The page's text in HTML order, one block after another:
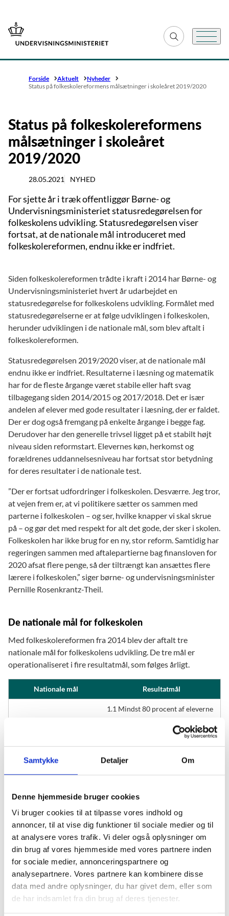
Samtykke Detaljer Om
Denne hjemmeside bruger cookies
Vi bruger cookies til at tilpasse vores indhold og
annoncer, til at vise dig funktioner til sociale medier og til
at analysere vores trafik. Vi deler også oplysninger om
din brug af vores hjemmeside med vores partnere inden
for sociale medier, annonceringspartnere og
analysepartnere. Vores partnere kan kombinere disse
data med andre oplysninger, du har givet dem, eller som
de har indsamlet fra din brug af deres tjenester.
Gå til forsiden Fold søgefelt ud
Menu
Forside Aktuelt
Nyheder
Status på folkeskolereformens målsætninger i skoleåret 2019/2020
Status på folkeskolereformens
målsætninger i skoleåret
2019/2020
28.05.2021 NYHED
For sjette år i træk offentliggør Børne- og
Undervisningsministeriet statusredegørelsen for
folkeskolens udvikling. Statusredegørelsen viser
fortsat, at de nationale mål introduceret med
folkeskolereformen, endnu ikke er indfriet.
Siden folkeskolereformen trådte i kraft i 2014 har Børne- og
Undervisningsministeriet hvert år udarbejdet en
statusredegørelse for folkeskolens udvikling. Formålet med
statusredegørelserne er at følge udviklingen i folkeskolen,
herunder udviklingen i de nationale mål, som blev aftalt i
folkeskolereformen.
Statusredegørelsen 2019/2020 viser, at de nationale mål
endnu ikke er indfriet. Resultaterne i læsning og matematik
har for de fleste årgange været stabile eller haft svag
tilbagegang siden 2014/2015 og 2017/2018. Det er især
andelen af elever med gode resultater i læsning, der er faldet.
Der er dog også fremgang på enkelte årgange i begge fag.
Derudover har den generelle trivsel ligget på et stabilt højt
niveau siden reformstart. Elevernes køn, herkomst og
forældrenes uddannelsesniveau har fortsat stor betydning
for deres resultater i de nationale test.
”Der er fortsat udfordringer i folkeskolen. Desværre. Jeg tror,
at vejen frem er, at vi politikere sætter os sammen med
parterne i folkeskolen – og ser, hvilke knapper vi skal skrue
på – og gør det med respekt for alt det gode, der sker i skolen.
Folkeskolen har ikke brug for en ny, stor reform. Samtidig har
regeringen sammen med aftalepartierne bag finansloven for
2020 afsat flere penge, så der tiltrængt kan ansættes flere
lærere i folkeskolen,” siger børne- og undervisningsminister
Pernille Rosenkrantz-Theil.
De nationale mål for folkeskolen
Med folkeskolereformen fra 2014 blev der aftalt tre
nationale mål for folkeskolens udvikling. De tre mål er
operationaliseret i fire resultatmål, som følges årligt.
Nationale mål Resultatmål
1.1 Mindst 80 procent af eleverne
elever i læsning og matematik skal
stige år for år.
2. Folkeskolen skal
mindske betydningen af
social baggrund i forhold
til faglige resultater.
2.1 2.1 Andelen af elever med
test for læsning og matematik
uanset social baggrund skal
reduceres år for år.
3. Tilliden til og trivslen i
folkeskolen skal styrkes
blandt andet gennem
respekt for professionel
3.1 Elevernes trivsel skal øges